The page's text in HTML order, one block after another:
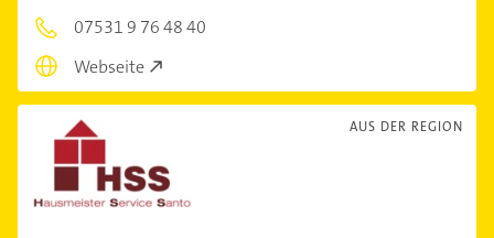
07531 9 76 48 40
Webseite
AUS DER REGION